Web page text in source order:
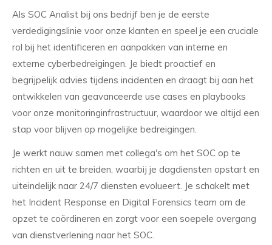
Als SOC Analist bij ons bedrijf ben je de eerste
verdedigingslinie voor onze klanten en speel je een cruciale
rol bij het identificeren en aanpakken van interne en
externe cyberbedreigingen. Je biedt proactief en
begrijpelijk advies tijdens incidenten en draagt bij aan het
ontwikkelen van geavanceerde use cases en playbooks
voor onze monitoringinfrastructuur, waardoor we altijd een
stap voor blijven op mogelijke bedreigingen.
Je werkt nauw samen met collega's om het SOC op te
richten en uit te breiden, waarbij je dagdiensten opstart en
uiteindelijk naar 24/7 diensten evolueert. Je schakelt met
het Incident Response en Digital Forensics team om de
opzet te coördineren en zorgt voor een soepele overgang
van dienstverlening naar het SOC.